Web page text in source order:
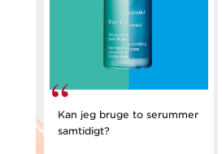
Kan jeg bruge to serummer
samtidigt?